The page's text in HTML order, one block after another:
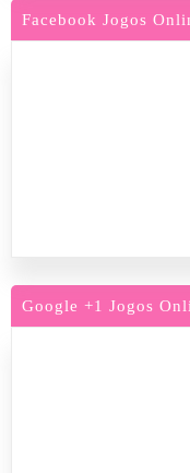
Facebook Jogos
Google +1 Jogos